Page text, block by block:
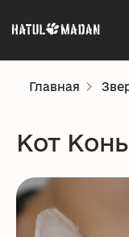
Главная
Кот